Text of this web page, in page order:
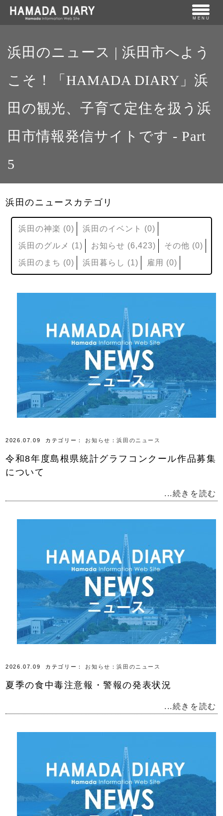
MENU
浜田のニュース | 浜田市へよう
こそ！「HAMADA DIARY」浜
田の観光、子育て定住を扱う浜
田市情報発信サイトです - Part
5
浜田のニュースカテゴリ
浜田の神楽 (0) 浜田のイベント
(0)
浜田のグルメ (1) お知らせ (6,423) その他 (0)
浜田のまち (0) 浜田暮らし (1) 雇用 (0)
2026.07.09 カテゴリー： お知らせ ：浜田のニュース
令和8年度島根県統計グラフコンクール作品募集
について
...続きを読む
2026.07.09 カテゴリー： お知らせ ：浜田のニュース
夏季の食中毒注意報・警報の発表状況
...続きを読む